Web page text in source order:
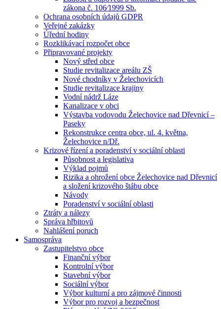
zákona č. 106⁄1999 Sb.
Ochrana osobních údajů GDPR
Veřejné zakázky
Úřední hodiny
Rozklikávací rozpočet obce
Připravované projekty
Nový střed obce
Studie revitalizace areálu ZŠ
Nové chodníky v Želechovicích
Studie revitalizace krajiny
Vodní nádrž Láze
Kanalizace v obci
Výstavba vodovodu Želechovice nad Dřevnicí –
Paseky
Rekonstrukce centra obce, ul. 4. května,
Želechovice n/Dř.
Krizové řízení a poradenství v sociální oblasti
Působnost a legislativa
Výklad pojmů
Rizika a ohrožení obce Želechovice nad Dřevnicí
a složení krizového štábu obce
Návody
Poradenství v sociální oblasti
Ztráty a nálezy
Správa hřbitovů
Nahlášení poruch
Samospráva
Zastupitelstvo obce
Finanční výbor
Kontrolní výbor
Stavební výbor
Sociální výbor
Výbor kulturní a pro zájmové činnosti
Výbor pro rozvoj a bezpečnost